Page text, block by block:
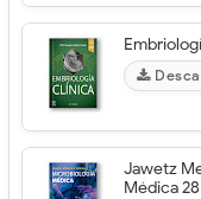
Jawetz
Médica